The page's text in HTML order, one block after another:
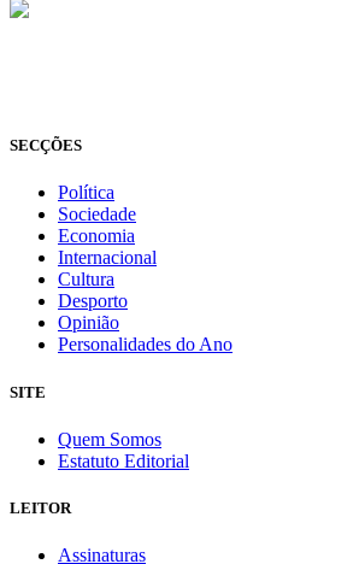
SECÇÕES
Política
Sociedade
Economia
Internacional
Cultura
Desporto
Opinião
Personalidades do Ano
SITE
Quem Somos
Estatuto Editorial
LEITOR
Assinaturas